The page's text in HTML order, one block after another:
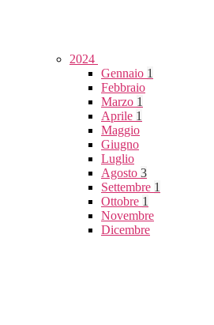
2024
Gennaio 1
Febbraio
Marzo 1
Aprile 1
Maggio
Giugno
Luglio
Agosto 3
Settembre 1
Ottobre 1
Novembre
Dicembre